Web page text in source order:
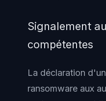
Signalement
compétentes
La déclaration
ransomware aux